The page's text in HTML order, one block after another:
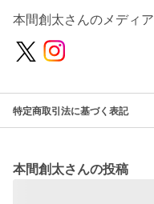
本間創太さんのメディア
特定商取引法に基づく表記
本間創太さんの投稿